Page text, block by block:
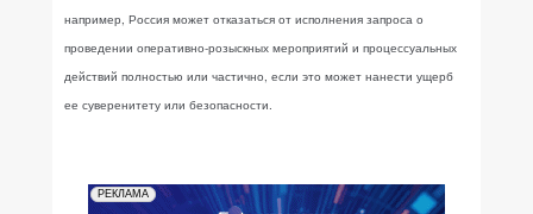
например, Россия может отказаться от исполнения запроса о
проведении оперативно-розыскных мероприятий и процессуальных
действий полностью или частично, если это может нанести ущерб
ее суверенитету или безопасности.
РЕКЛАМА